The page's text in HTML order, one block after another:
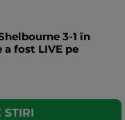
3-1 în
a fost LIVE pe
STIRI